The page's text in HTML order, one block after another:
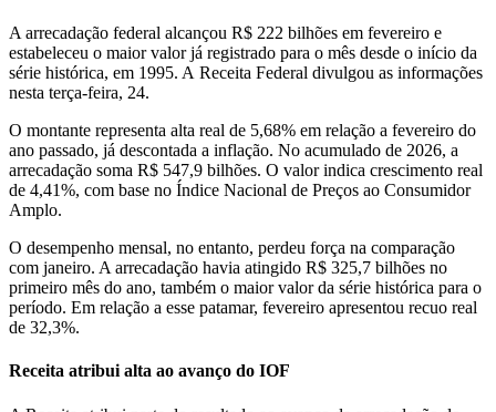
A arrecadação federal alcançou R$ 222 bilhões em fevereiro e
estabeleceu o maior valor já registrado para o mês desde o início da
série histórica, em 1995. A Receita Federal divulgou as informações
nesta terça-feira, 24.
O montante representa alta real de 5,68% em relação a fevereiro do
ano passado, já descontada a inflação. No acumulado de 2026, a
arrecadação soma R$ 547,9 bilhões. O valor indica crescimento real
de 4,41%, com base no Índice Nacional de Preços ao Consumidor
Amplo.
O desempenho mensal, no entanto, perdeu força na comparação
com janeiro. A arrecadação havia atingido R$ 325,7 bilhões no
primeiro mês do ano, também o maior valor da série histórica para o
período. Em relação a esse patamar, fevereiro apresentou recuo real
de 32,3%.
Receita atribui alta ao avanço do IOF